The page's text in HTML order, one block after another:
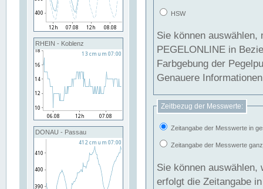
RHEIN - Koblenz
DONAU - Passau
HSW
Sie können
PEGELONLINE in Beziehung
Farbgebung der
Genauere
Zeitbezug der Messwerte:
Zeitangabe der Messwerte in
Zeitangabe der Messwerte
Sie können auswählen,
erfolgt die Zeitangabe